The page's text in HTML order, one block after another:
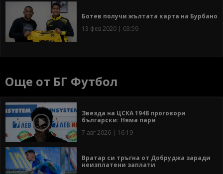
Ботев получи жълтата карта на Бурбано
13 фев 2020 | 03:59
Още от БГ Футбол
Звезда на ЦСКА 1948 проговори
български: Няма пари
7 авг 2026 | 16:19
Вратар си тръгна от Добруджа заради
неизплатени заплати